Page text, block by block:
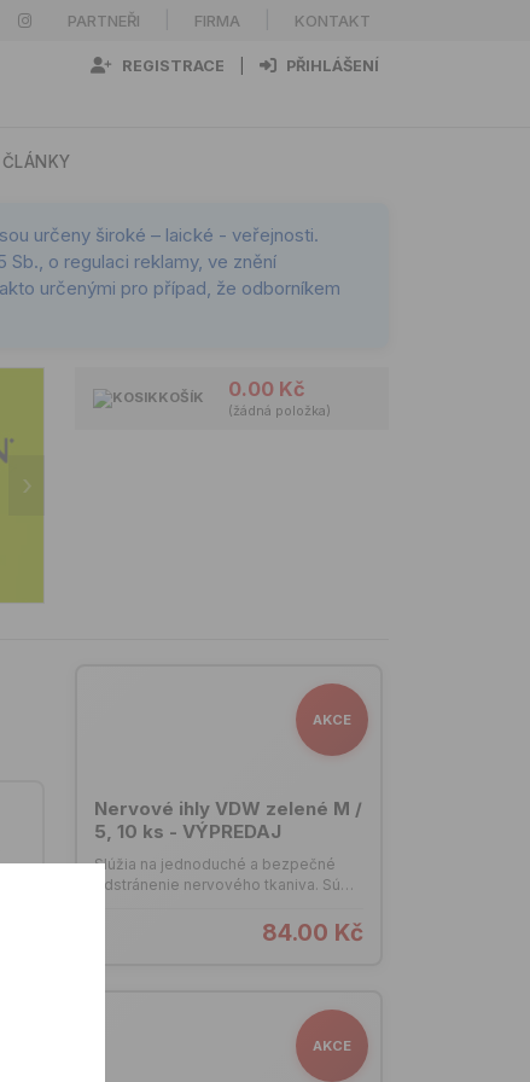
PARTNEŘI FIRMA KONTAKT
REGISTRACE PŘIHLÁŠENÍ
ČLÁNKY
určeny široké – laické - veřejnosti.
o regulaci reklamy, ve znění
určenými pro případ, že odborníkem
›
KOŠÍK 0.00 Kč
(žádná položka)
AKCE
Nervové ihly VDW zelené M /
5, 10 ks - VÝPREDAJ
Slúžia na jednoduché a bezpečné
odstránenie nervového tkaniva. Sú
CC-cord. 21 mm pracovná dĺžka
nástrojov. Balenie: 10 ks. Leták84.00 Kč
AKCE